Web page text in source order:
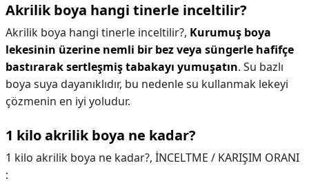
Akrilik boya hangi tinerle inceltilir?
Akrilik boya hangi tinerle inceltilir?, Kurumuş boya
lekesinin üzerine nemli bir bez veya süngerle hafifçe
bastırarak sertleşmiş tabakayı yumuşatın. Su bazlı
boya suya dayanıklıdır, bu nedenle su kullanmak lekeyi
çözmenin en iyi yoludur.
1 kilo akrilik boya ne kadar?
1 kilo akrilik boya ne kadar?, İNCELTME / KARIŞIM ORANI
: